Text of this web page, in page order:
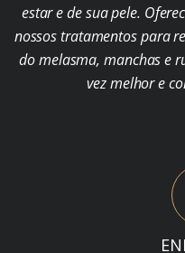
estar e de sua pele.
nossos tratamentos para
do melasma, manchas e
vez melhor e